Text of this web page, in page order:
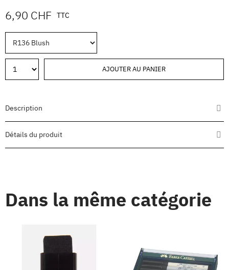
6,90 CHF TTC
AJOUTER AU PANIER
Description
Détails du produit
Dans la même catégorie